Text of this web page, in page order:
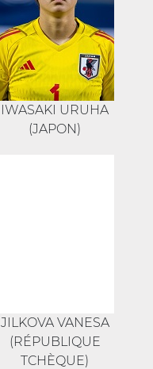
IWASAKI URUHA
(JAPON)
JILKOVA VANESA
(RÉPUBLIQUE
TCHÈQUE)